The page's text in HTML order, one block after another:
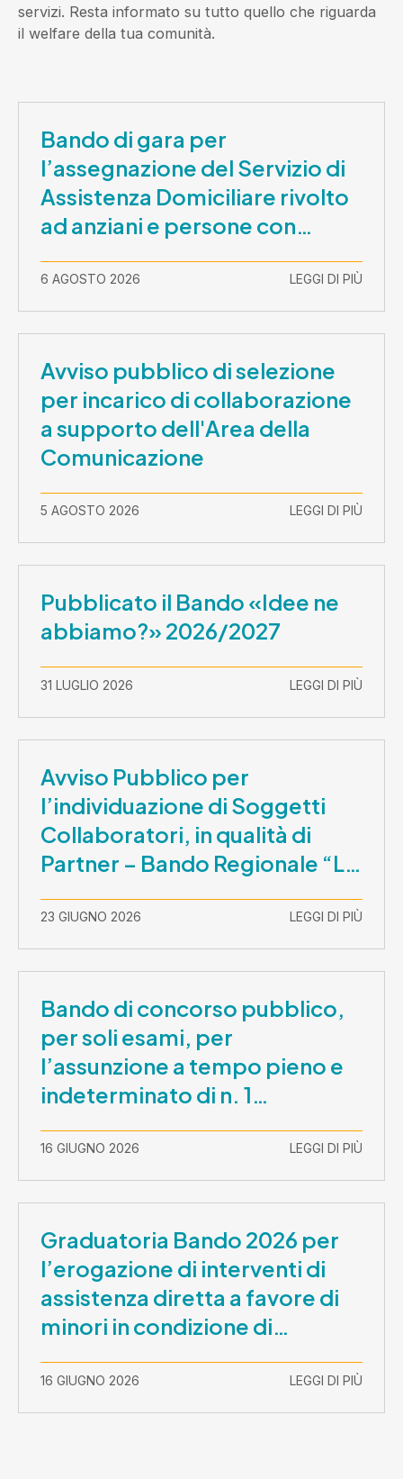
servizi. Resta informato su tutto quello che riguarda
il welfare della tua comunità.
Bando di gara per
l’assegnazione del Servizio di
Assistenza Domiciliare rivolto
ad anziani e persone con
2026-30 settembre 2029
6 AGOSTO 2026 LEGGI DI PIÙ
Avviso pubblico di selezione
per incarico di collaborazione
a supporto dell'Area della
Comunicazione
5 AGOSTO 2026 LEGGI DI PIÙ
Pubblicato il Bando «Idee ne
abbiamo?» 2026/2027
31 LUGLIO 2026 LEGGI DI PIÙ
Avviso Pubblico per
l’individuazione di Soggetti
Collaboratori, in qualità di
Partner – Bando Regionale “La
– CUP E81B26000210003
23 GIUGNO 2026 LEGGI DI PIÙ
Bando di concorso pubblico,
per soli esami, per
l’assunzione a tempo pieno e
indeterminato di n. 1
Assistente Sociale –
Comunicazione prova scritta e
prova orale
16 GIUGNO 2026 LEGGI DI PIÙ
Graduatoria Bando 2026 per
l’erogazione di interventi di
assistenza diretta a favore di
minori in condizione di
disabilità con necessità di
sostegno elevato e molto
elevato (Misura B2) per
16 GIUGNO 2026 LEGGI DI PIÙ